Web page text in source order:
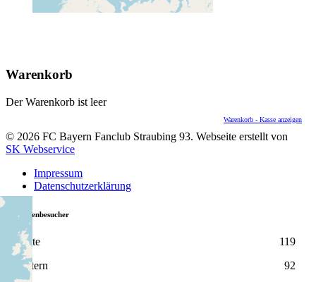
Warenkorb
Der Warenkorb ist leer
Warenkorb - Kasse anzeigen
© 2026 FC Bayern Fanclub Straubing 93. Webseite erstellt von
SK Webservice
Impressum
Datenschutzerklärung
Webseitenbesucher
Heute
119
Gestern
92